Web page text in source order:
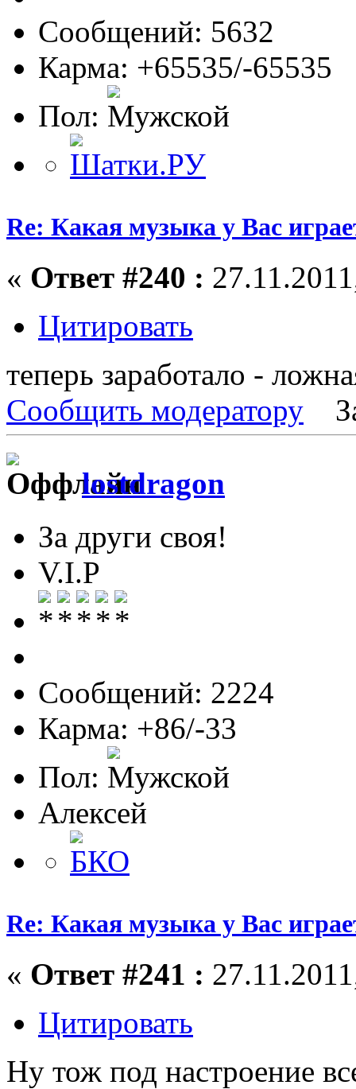
Сообщений: 5632
Карма: +65535/-65535
Пол:
Re: Какая музыка у Вас
« Ответ #240 :
Цитировать
теперь заработало -
Сообщить модератору
lostdragon
За други своя!
V.I.P
Сообщений: 2224
Карма: +86/-33
Пол:
Алексей
Re: Какая музыка у Вас
« Ответ #241 :
Цитировать
Ну тож под настроение